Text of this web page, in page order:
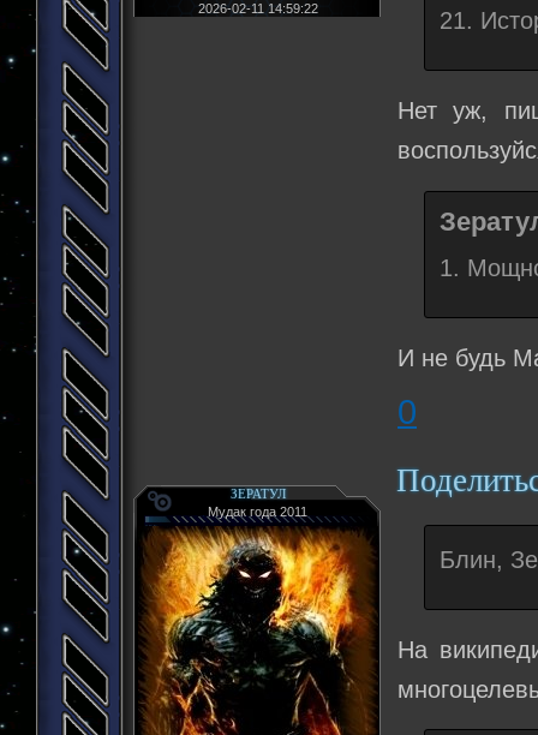
2026-02-11 14:59:22
21.
Нет уж,
1.
И не будь
0
ЗЕРАТУЛ
Мудак года 2011
Блин,
На